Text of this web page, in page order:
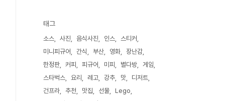
태그
소스 사진 음식사진 인스
스티커
미니피규어
간식 부산 영화
장난감
한정판
커피 피규어 미피 별다방
게임
스타벅스
요리 레고 강추 맛
디저트
건프라
추천 맛집 선물
Lego